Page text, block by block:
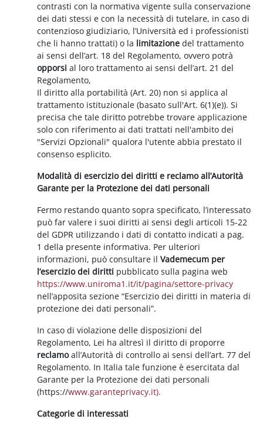
contrasti con la normativa vigente sulla conservazione
dei dati stessi e con la necessità di tutelare, in caso di
contenzioso giudiziario, l’Università ed i professionisti
che li hanno trattati) o la limitazione del trattamento
ai sensi dell’art. 18 del Regolamento, ovvero potrà
opporsi al loro trattamento ai sensi dell’art. 21 del
Regolamento,
Il diritto alla portabilità (Art. 20) non si applica al
trattamento istituzionale (basato sull'Art. 6(1)(e)). Si
precisa che tale diritto potrebbe trovare applicazione
solo con riferimento ai dati trattati nell'ambito dei
"Servizi Opzionali" qualora l'utente abbia prestato il
consenso esplicito.
Modalità di esercizio dei diritti e reclamo all’Autorità
Garante per la Protezione dei dati personali
Fermo restando quanto sopra specificato, l’interessato
può far valere i suoi diritti ai sensi degli articoli 15-22
del GDPR utilizzando i dati di contatto indicati a pag.
1 della presente informativa. Per ulteriori
informazioni, può consultare ilVademecum per
l’esercizio dei diritti pubblicato sulla pagina web
https://www.uniroma1.it/it/pagina/settore-privacy
nell’apposita sezione “Esercizio dei diritti in materia di
protezione dei dati personali”.
In caso di violazione delle disposizioni del
Regolamento, Lei ha altresì il diritto di proporre
reclamoall’Autorità di controllo ai sensi dell’art. 77 del
Regolamento. In Italia tale funzione è esercitata dal
Garante per la Protezione dei dati personali
(https://www.garanteprivacy.it).
Categorie di interessati